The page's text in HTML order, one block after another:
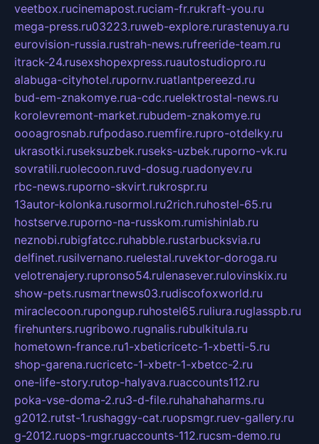
veetbox.rucinemapost.ruciam-fr.rukraft-you.ru
mega-press.ru03223.ruweb-explore.rurastenuya.ru
eurovision-russia.rustrah-news.rufreeride-team.ru
itrack-24.rusexshopexpress.ruautostudiopro.ru
alabuga-cityhotel.rupornv.ruatlantpereezd.ru
bud-em-znakomye.rua-cdc.ruelektrostal-news.ru
korolevremont-market.rubudem-znakomye.ru
oooagrosnab.rufpodaso.ruemfire.rupro-otdelky.ru
ukrasotki.ruseksuzbek.ruseks-uzbek.ruporno-vk.ru
sovratili.ruolecoon.ruvd-dosug.ruadonyev.ru
rbc-news.ruporno-skvirt.rukrospr.ru
13autor-kolonka.rusormol.ru2rich.ruhostel-65.ru
hostserve.ruporno-na-russkom.rumishinlab.ru
neznobi.rubigfatcc.ruhabble.rustarbucksvia.ru
delfinet.rusilvernano.ruelestal.ruvektor-doroga.ru
velotrenajery.rupronso54.rulenasever.rulovinskix.ru
show-pets.rusmartnews03.rudiscofoxworld.ru
miraclecoon.rupongup.ruhostel65.ruliura.ruglasspb.ru
firehunters.rugribowo.rugnalis.rubulkitula.ru
hometown-france.ru1-xbeticricetc-1-xbetti-5.ru
shop-garena.rucricetc-1-xbetr-1-xbetcc-2.ru
one-life-story.rutop-halyava.ruaccounts112.ru
poka-vse-doma-2.ru3-d-file.ruhahahaharms.ru
g2012.rutst-1.rushaggy-cat.ruopsmgr.ruev-gallery.ru
g-2012.ruops-mgr.ruaccounts-112.rucsm-demo.ru